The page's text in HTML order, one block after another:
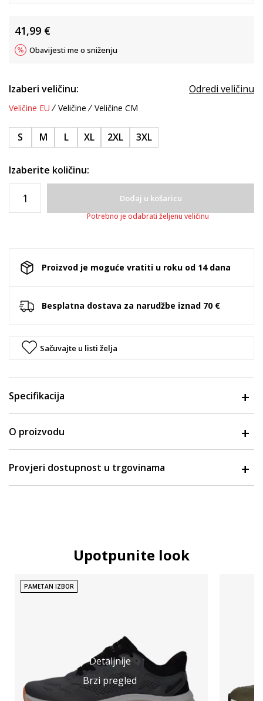
41,99 €
Obavijesti me o sniženju
Izaberi veličinu: Odredi veličinu
Veličine EU Veličine Veličine CM
S M L XL 2XL 3XL
Izaberite količinu:
Dodaj u košaricu
Potrebno je odabrati željenu veličinu
Proizvod je moguće vratiti u roku od 14 dana
Besplatna dostava za narudžbe iznad 70 €
Sačuvajte u listi želja
Specifikacija
O proizvodu
Provjeri dostupnost u trgovinama
Upotpunite look
Detaljnije
Brzi pregled
PAMETAN IZBOR